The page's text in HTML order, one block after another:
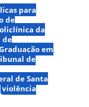
para
de
da
de
em
de
de Santa
violência